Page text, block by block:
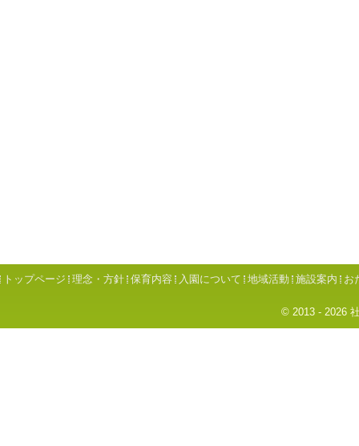
トップページ 理念・方針 保育内容 入園について 地域活動 施設案内 お
© 2013 - 2026